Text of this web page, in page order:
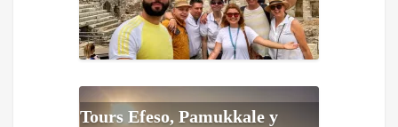
Tours Efeso, Pamukkale y